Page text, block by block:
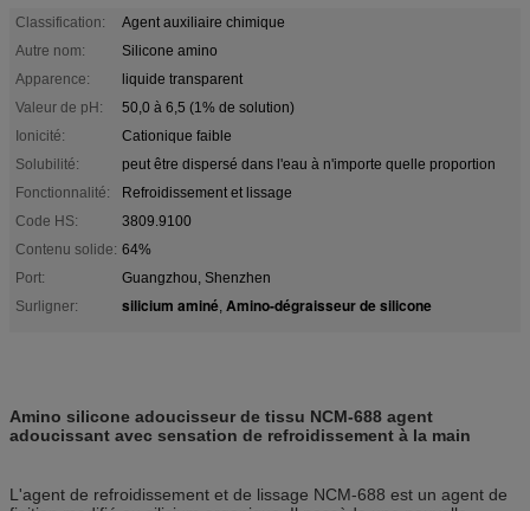
Classification:
Agent auxiliaire chimique
Autre nom:
Silicone amino
Apparence:
liquide transparent
Valeur de pH:
50,0 à 6,5 (1% de solution)
Ionicité:
Cationique faible
Solubilité:
peut être dispersé dans l'eau à n'importe quelle proportion
Fonctionnalité:
Refroidissement et lissage
Code HS:
3809.9100
Contenu solide: 64%
Port:
Guangzhou, Shenzhen
Surligner:
silicium aminé, Amino-dégraisseur de silicone
Amino silicone adoucisseur de tissu NCM-688 agent
adoucissant avec sensation de refroidissement à la main
L'agent de refroidissement et de lissage NCM-688 est un agent de